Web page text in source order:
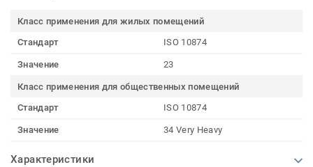
Класс применения для жилых помещений
Стандарт
ISO 10874
Значение 23
Класс применения для общественных помещений
Стандарт
ISO 10874
Значение 34 Very Heavy
Характеристики